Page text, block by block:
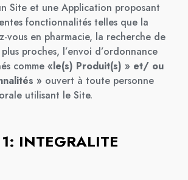
Site et une Application proposant
fonctionnalités telles que la
vous en pharmacie, la recherche de
proches, l’envoi d’ordonnance
comme «le(s) Produit(s) » et/ ou
» ouvert à toute personne
utilisant le Site.
INTEGRALITE